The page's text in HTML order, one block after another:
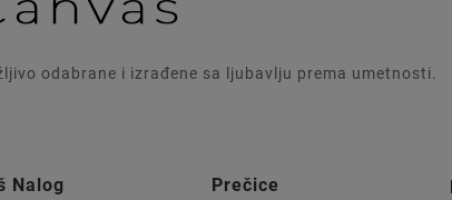
odabrane i izrađene sa ljubavlju prema umetnosti.
Nalog Prečice